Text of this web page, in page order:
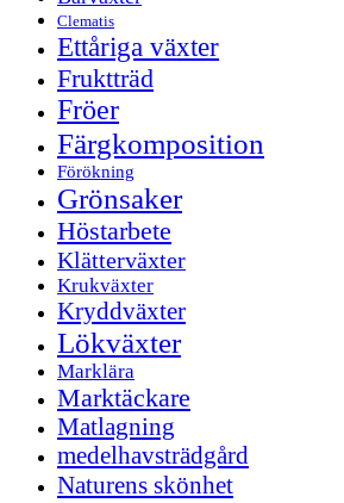
Clematis
Ettåriga växter
Fruktträd
Fröer
Färgkomposition
Förökning
Grönsaker
Höstarbete
Klätterväxter
Krukväxter
Kryddväxter
Lökväxter
Marklära
Marktäckare
Matlagning
medelhavsträdgård
Naturens skönhet